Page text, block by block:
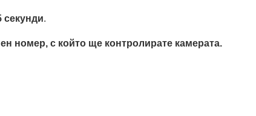
секунди.
номер, с който ще контролирате камерата.